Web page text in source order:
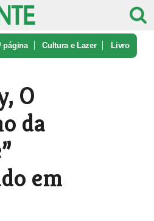
página Cultura e Lazer Livro
O
da
em